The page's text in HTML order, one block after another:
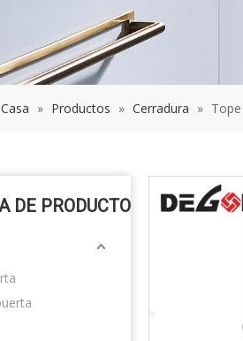
Casa » Productos » Cerradura »
DE PRODUCTO